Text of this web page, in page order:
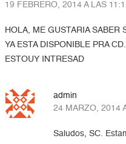
19 FEBRERO, 2014 A LAS
HOLA, ME GUSTARIA SABER
YA ESTA DISPONIBLE PRA
ESTOUY INTRESAD
admin
24 MARZO, 2014
Saludos, SC.